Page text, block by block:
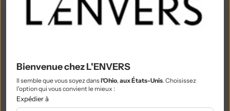
Roumanie (RON Lei)
Samoa (WST T)
Saint-Marin (EUR €)
São Tomé & Príncipe (STD Db)
Bienvenue chez L'ENVERS
Il semble que vous soyez dansl'Ohio,aux États-Unis. Choisissez
l'option qui vous convient le mieux :
Expédier à